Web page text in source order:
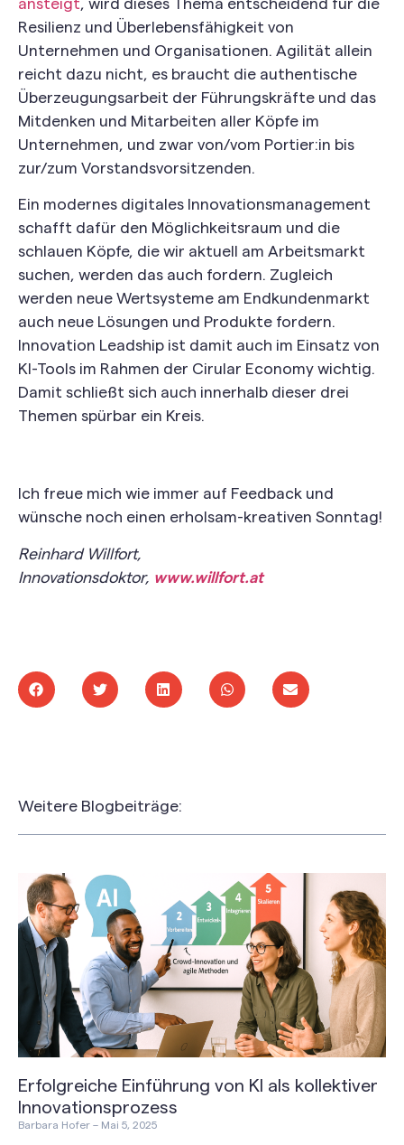
ansteigt, wird dieses Thema entscheidend für die
Resilienz und Überlebensfähigkeit von
Unternehmen und Organisationen. Agilität allein
reicht dazu nicht, es braucht die authentische
Überzeugungsarbeit der Führungskräfte und das
Mitdenken und Mitarbeiten aller Köpfe im
Unternehmen, und zwar von/vom Portier:in bis
zur/zum Vorstandsvorsitzenden.
Ein modernes digitales Innovationsmanagement
schafft dafür den Möglichkeitsraum und die
schlauen Köpfe, die wir aktuell am Arbeitsmarkt
suchen, werden das auch fordern. Zugleich
werden neue Wertsysteme am Endkundenmarkt
auch neue Lösungen und Produkte fordern.
Innovation Leadship ist damit auch im Einsatz von
KI-Tools im Rahmen der Cirular Economy wichtig.
Damit schließt sich auch innerhalb dieser drei
Themen spürbar ein Kreis.
Ich freue mich wie immer auf Feedback und
wünsche noch einen erholsam-kreativen Sonntag!
Reinhard Willfort,
Innovationsdoktor, www.willfort.at
Weitere Blogbeiträge:
Erfolgreiche Einführung von KI als kollektiver
Innovationsprozess
Barbara Hofer Mai 5, 2025